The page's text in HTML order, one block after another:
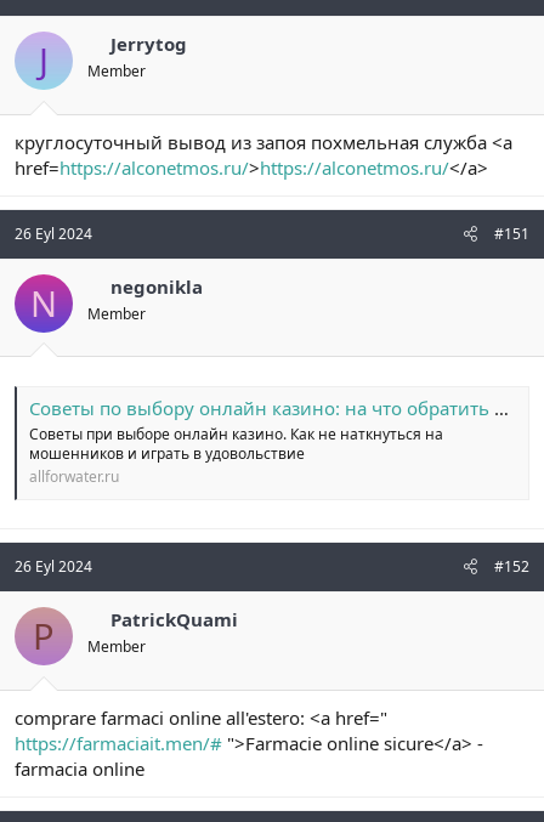
J Jerrytog
Member
круглосуточный вывод из запоя похмельная служба <a
href=https://alconetmos.ru/>https://alconetmos.ru/</a>
26 Eyl 2024 #151
N negonikla
Member
Советы по выбору онлайн казино: на что обратить внимание
Советы при выборе онлайн казино. Как не наткнуться на
мошенников и играть в удовольствие
allforwater.ru
26 Eyl 2024 #152
P PatrickQuami
Member
comprare farmaci online all'estero: <a href="
https://farmaciait.men/# ">Farmacie online sicure</a> -
farmacia online